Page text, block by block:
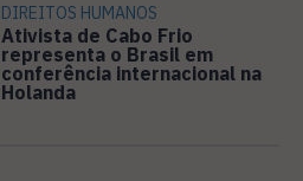
DIREITOS HUMANOS
Ativista de Cabo Frio
representa o Brasil em
conferência internacional na
Holanda